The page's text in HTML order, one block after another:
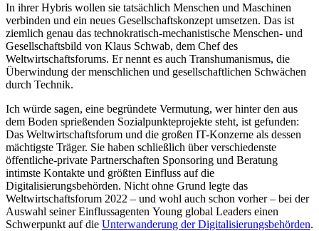
In ihrer Hybris wollen sie tatsächlich Menschen und Maschinen
verbinden und ein neues Gesellschaftskonzept umsetzen. Das ist
ziemlich genau das technokratisch-mechanistische Menschen- und
Gesellschaftsbild von Klaus Schwab, dem Chef des
Weltwirtschaftsforums. Er nennt es auch Transhumanismus, die
Überwindung der menschlichen und gesellschaftlichen Schwächen
durch Technik.
Ich würde sagen, eine begründete Vermutung, wer hinter den aus
dem Boden sprießenden Sozialpunkteprojekte steht, ist gefunden:
Das Weltwirtschaftsforum und die großen IT-Konzerne als dessen
mächtigste Träger. Sie haben schließlich über verschiedenste
öffentliche-private Partnerschaften Sponsoring und Beratung
intimste Kontakte und größten Einfluss auf die
Digitalisierungsbehörden. Nicht ohne Grund legte das
Weltwirtschaftsforum 2022 – und wohl auch schon vorher– bei der
Auswahl seiner Einflussagenten Young global Leaders einen
Schwerpunkt auf die Unterwanderung der Digitalisierungsbehörden.